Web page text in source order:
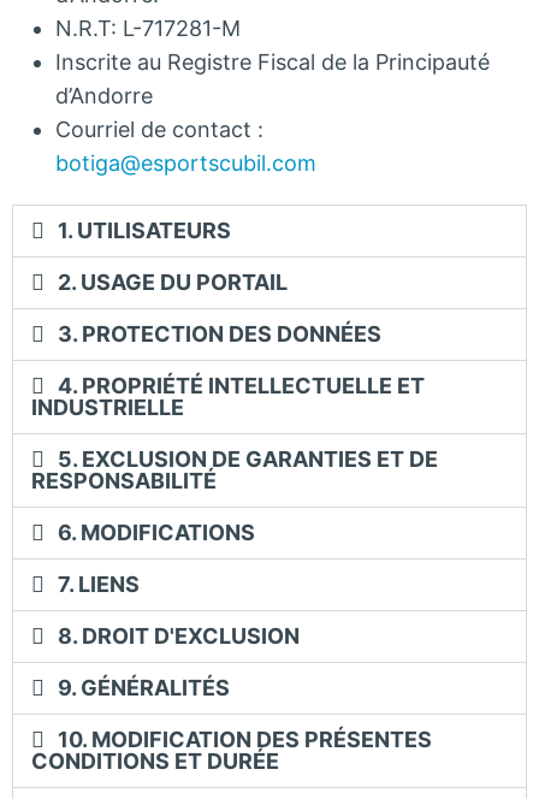
N.R.T: L-717281-M
Inscrite au Registre Fiscal de la Principauté
d’Andorre
Courriel de contact :
botiga@esportscubil.com
1. UTILISATEURS
2. USAGE DU PORTAIL
3. PROTECTION DES DONNÉES
4. PROPRIÉTÉ INTELLECTUELLE ET
INDUSTRIELLE
5. EXCLUSION DE GARANTIES ET DE
RESPONSABILITÉ
6. MODIFICATIONS
7. LIENS
8. DROIT D'EXCLUSION
9. GÉNÉRALITÉS
10. MODIFICATION DES PRÉSENTES
CONDITIONS ET DURÉE